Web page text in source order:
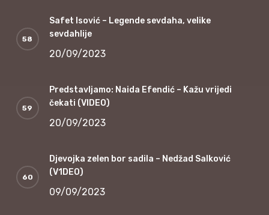
Safet Isović – Legende sevdaha, velike
sevdahlije
20/09/2023
Predstavljamo: Naida Efendić – Kažu vrijedi
čekati (VIDEO)
20/09/2023
Djevojka zelen bor sadila – Nedžad Salković
(V1DEO)
09/09/2023